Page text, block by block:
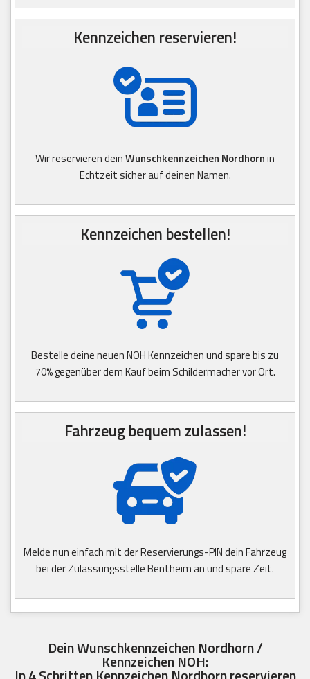
Kennzeichen reservieren!
Wir reservieren deinWunschkennzeichen Nordhornin
Echtzeit sicher auf deinen Namen.
Kennzeichen bestellen!
Bestelle deine neuen NOH Kennzeichen und spare bis zu
70% gegenüber dem Kauf beim Schildermacher vor Ort.
Fahrzeug bequem zulassen!
Melde nun einfach mit der Reservierungs-PIN dein Fahrzeug
bei der Zulassungsstelle Bentheim an und spare Zeit.
Dein Wunschkennzeichen Nordhorn /
Kennzeichen NOH: